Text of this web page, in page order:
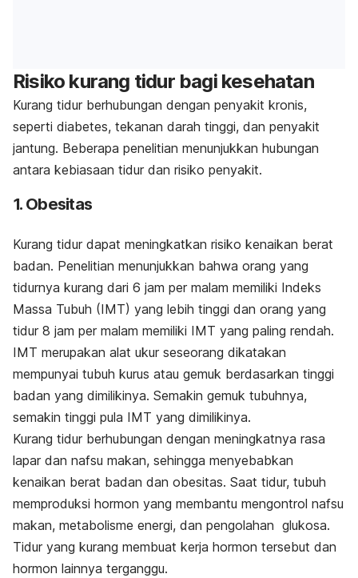
Risiko kurang tidur bagi kesehatan
Kurang tidur berhubungan dengan penyakit kronis,
seperti diabetes, tekanan darah tinggi, dan penyakit
jantung. Beberapa penelitian menunjukkan hubungan
antara kebiasaan tidur dan risiko penyakit.
1. Obesitas
Kurang tidur dapat meningkatkan risiko kenaikan berat
badan. Penelitian menunjukkan bahwa orang yang
tidurnya kurang dari 6 jam per malam memiliki Indeks
Massa Tubuh (IMT) yang lebih tinggi dan orang yang
tidur 8 jam per malam memiliki IMT yang paling rendah.
IMT merupakan alat ukur seseorang dikatakan
mempunyai tubuh kurus atau gemuk berdasarkan tinggi
badan yang dimilikinya. Semakin gemuk tubuhnya,
semakin tinggi pula IMT yang dimilikinya.
Kurang tidur berhubungan dengan meningkatnya rasa
lapar dan nafsu makan, sehingga menyebabkan
kenaikan berat badan dan obesitas. Saat tidur, tubuh
memproduksi hormon yang membantu mengontrol nafsu
makan, metabolisme energi, dan pengolahan glukosa.
Tidur yang kurang membuat kerja hormon tersebut dan
hormon lainnya terganggu.